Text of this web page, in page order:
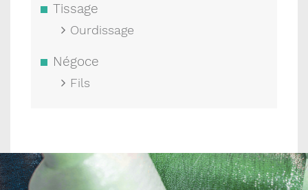
Tissage
Ourdissage
Négoce
Fils